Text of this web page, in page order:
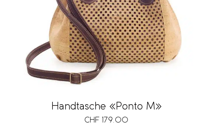
Handtasche «Ponto M»
CHF 179.00